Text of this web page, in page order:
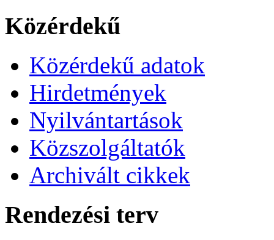
Közérdekű
Közérdekű adatok
Hirdetmények
Nyilvántartások
Közszolgáltatók
Archivált cikkek
Rendezési terv